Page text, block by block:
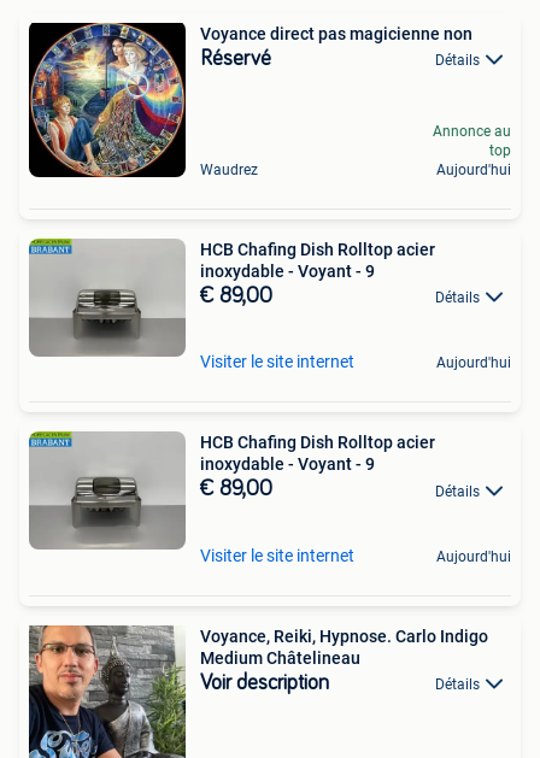
Voyance direct pas magicienne non
Réservé Détails
Waudrez
Annonce au
top
Aujourd'hui
HCB Chafing Dish Rolltop acier
inoxydable - Voyant - 9
€ 89,00 Détails
Visiter le site internet Aujourd'hui
HCB Chafing Dish Rolltop acier
inoxydable - Voyant - 9
€ 89,00 Détails
Visiter le site internet Aujourd'hui
Voyance, Reiki, Hypnose. Carlo Indigo
Medium Châtelineau
Voir description Détails